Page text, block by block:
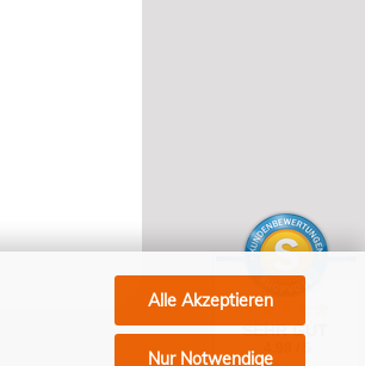
Alle Akzeptieren
Nur Notwendige
SEHR GUT